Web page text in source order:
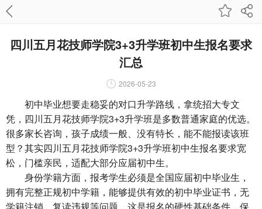
四川五月花技师学院3+3升学班初中生报名要求
汇总
2026-05-23
初中毕业想要走稳妥的对口升学路线，拿统招大专文
凭，四川五月花技师学院3+3升学班是多数普通家庭的优选。
很多家长咨询，孩子成绩一般、没有特长，能不能报读该班
型？其实四川五月花技师学院3+3升学班初中生报名要求宽
松，门槛亲民，适配大部分应届初中生。
身份学籍方面，报考学生必须是全国应届初中毕业生，
拥有完整正规初中学籍，能够提供有效的初中毕业证书，无